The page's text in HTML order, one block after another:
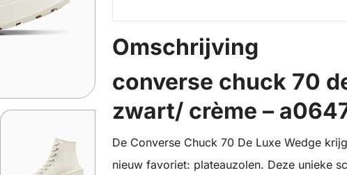
Omschrijving
converse chuck 70
zwart/ crème –
De Converse Chuck 70 De Luxe Wedge
nieuw favoriet: plateauzolen. Deze unieke